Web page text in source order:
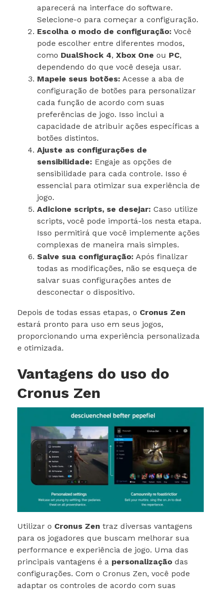
aparecerá na interface do software.
Selecione-o para começar a configuração.
Escolha o modo de configuração: Você
pode escolher entre diferentes modos,
como DualShock 4, Xbox One ou PC,
dependendo do que você deseja usar.
Mapeie seus botões: Acesse a aba de
configuração de botões para personalizar
cada função de acordo com suas
preferências de jogo. Isso inclui a
capacidade de atribuir ações específicas a
botões distintos.
Ajuste as configurações de
sensibilidade: Engaje as opções de
sensibilidade para cada controle. Isso é
essencial para otimizar sua experiência de
jogo.
Adicione scripts, se desejar: Caso utilize
scripts, você pode importá-los nesta etapa.
Isso permitirá que você implemente ações
complexas de maneira mais simples.
Salve sua configuração: Após finalizar
todas as modificações, não se esqueça de
salvar suas configurações antes de
desconectar o dispositivo.
Depois de todas essas etapas, o Cronus Zen
estará pronto para uso em seus jogos,
proporcionando uma experiência personalizada
e otimizada.
Vantagens do uso do
Cronus Zen
Utilizar o Cronus Zen traz diversas vantagens
para os jogadores que buscam melhorar sua
performance e experiência de jogo. Uma das
principais vantagens é a personalização das
configurações. Com o Cronus Zen, você pode
adaptar os controles de acordo com suas